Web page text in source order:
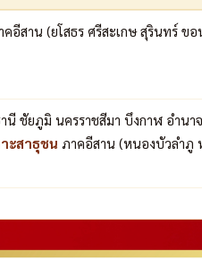
อีสาน (ยโสธร ศรีสะเกษ สุรินทร์
นี ชัยภูมิ นครราชสีมา บึงกาฬ อำนา
ะสาธุชน ภาคอีสาน (หนองบัวลำภู